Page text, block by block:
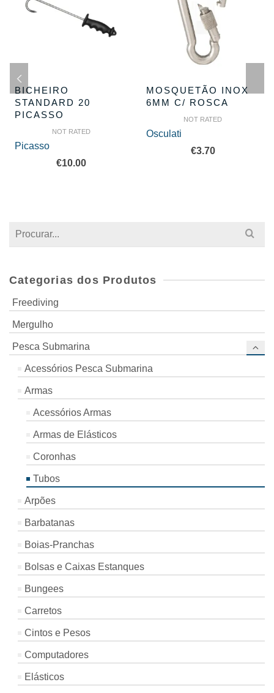
BICHEIRO
STANDARD 20
PICASSO
NOT RATED
Picasso
€10.00
MOSQUETÃO INOX
6MM C/ ROSCA
NOT RATED
Osculati
€3.70
Search
Categorias dos Produtos
Freediving
Mergulho
Pesca Submarina
Acessórios Pesca Submarina
Armas
Acessórios Armas
Armas de Elásticos
Coronhas
Tubos
Arpões
Barbatanas
Boias-Pranchas
Bolsas e Caixas Estanques
Bungees
Carretos
Cintos e Pesos
Computadores
Elásticos